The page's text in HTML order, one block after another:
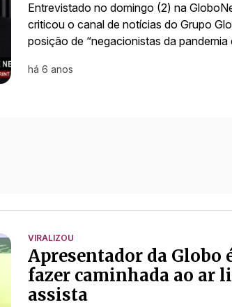
Entrevistado no domingo (2) na
criticou o canal de notícias do Grupo
posição de “negacionistas da
há 6 anos
VIRALIZOU
Apresentador da Globo
fazer caminhada ao ar
assista